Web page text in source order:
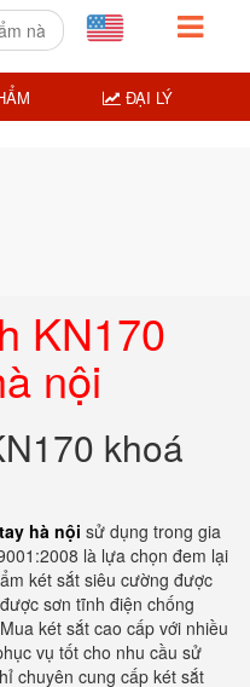
KN170
nội
khoá
hà nội sử dụng trong gia
là lựa chọn đem lại
két sắt siêu cường được
sơn tĩnh điện chống
két sắt cao cấp với nhiều
vụ tốt cho nhu cầu sử
chuyên cung cấp két sắt
ĐẠI LÝ